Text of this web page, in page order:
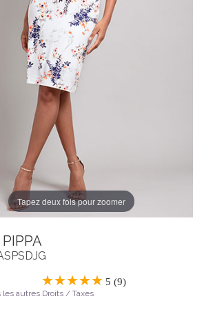
Tapez deux fois pour zoomer
5 (9)
autres Droits / Taxes